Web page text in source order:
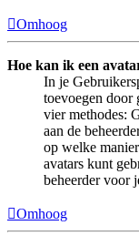
Omhoog
Hoe kan ik een
In je
toevoegen door
vier methodes:
aan de
op welke
avatars kunt
beheerder voor
Omhoog